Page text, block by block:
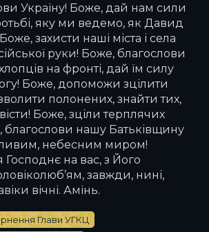
Україну! Боже, дай нам сили
яку ми ведемо, як Давид
захисти наші міста і села
руки! Боже, благослови
на фронті, дай їм силу
Боже, допоможи зцілити
полонених, знайти тих,
Боже, зціли терплячих
благослови нашу Батьківщину
небесним миром!
на вас, з Його
завжди, нині,
вічні. Амінь.
Глави УГКЦ